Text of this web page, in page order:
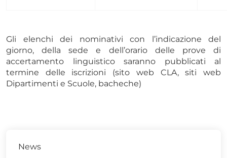
Gli elenchi dei nominativi con l’indicazione del
giorno, della sede e dell’orario delle prove di
accertamento linguistico saranno pubblicati al
termine delle iscrizioni (sito web CLA, siti web
Dipartimenti e Scuole, bacheche)
News